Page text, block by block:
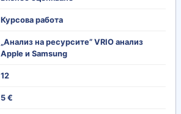
Курсова работа
„Анализ на ресурсите” VRIO анализ
Apple и Samsung
12
5 €